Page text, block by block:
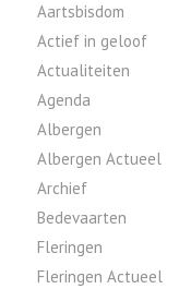
Aartsbisdom
Actief in geloof
Actualiteiten
Agenda
Albergen
Albergen Actueel
Archief
Bedevaarten
Fleringen
Fleringen Actueel